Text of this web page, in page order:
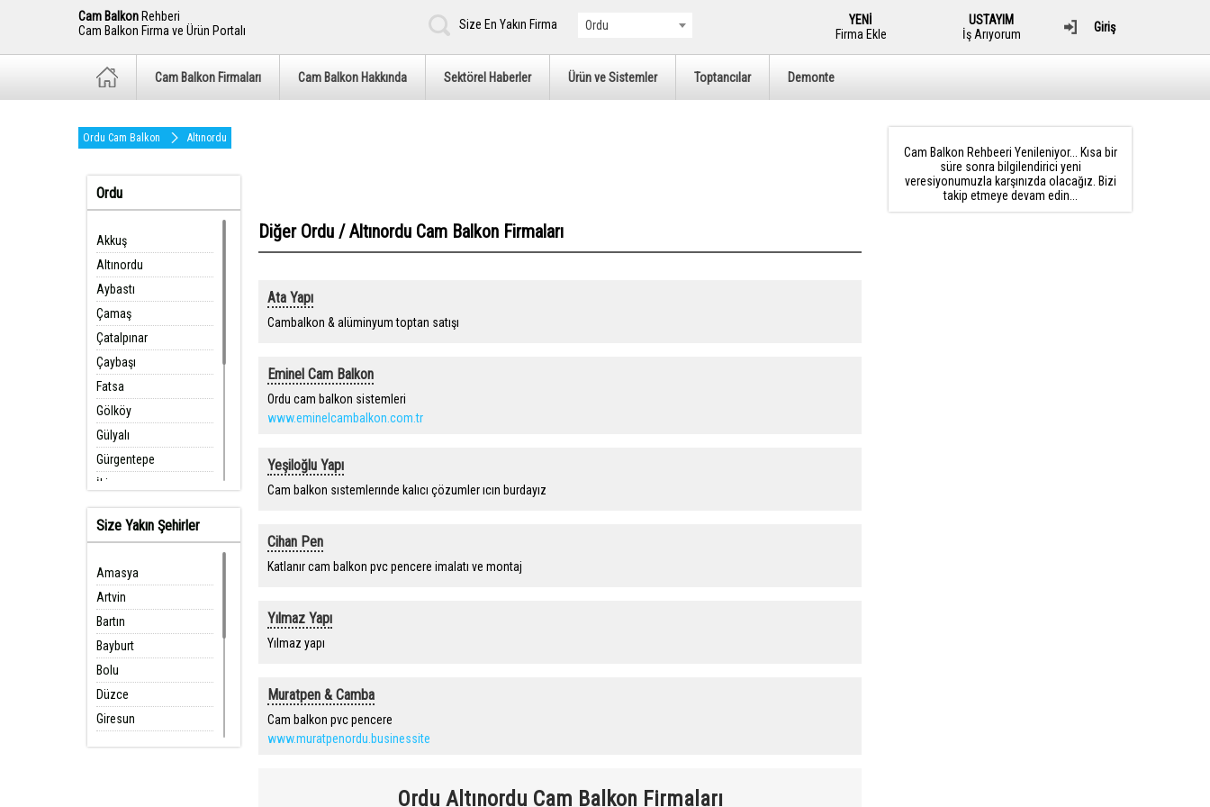
Cam Balkon Rehberi
Cam Balkon Firma ve Ürün Portalı
Size En Yakın Firma Ordu
YENİ
Firma Ekle
USTAYIM
İş Arıyorum
Giriş
Cam Balkon Firmaları Cam Balkon Hakkında Sektörel Haberler Ürün ve Sistemler Toptancılar Demonte
Ordu Cam Balkon Altınordu
Ordu
Akkuş
Altınordu
Aybastı
Çamaş
Çatalpınar
Çaybaşı
Fatsa
Gölköy
Gülyalı
Gürgentepe
İkizce
Kabadüz
Kabataş
Kumru
Mesudiye
Perşembe
Ulubey
Ünye
Size Yakın Şehirler
Amasya
Artvin
Bartın
Bayburt
Bolu
Düzce
Giresun
Diğer Ordu / Altınordu Cam Balkon Firmaları
Ata Yapı
Cambalkon & alüminyum toptan satışı
Eminel Cam Balkon
Ordu cam balkon sistemleri
www.eminelcambalkon.com.tr
Yeşiloğlu Yapı
Cam balkon sıstemlerınde kalıcı çözumler ıcın burdayız
Cihan Pen
Katlanır cam balkon pvc pencere imalatı ve montaj
Yılmaz Yapı
Yılmaz yapı
Muratpen & Camba
Cam balkon pvc pencere
www.muratpenordu.businessite
Ordu Altınordu Cam Balkon Firmaları
Cam Balkon Rehbeeri Yenileniyor... Kısa bir
süre sonra bilgilendirici yeni
veresiyonumuzla karşınızda olacağız. Bizi
takip etmeye devam edin...